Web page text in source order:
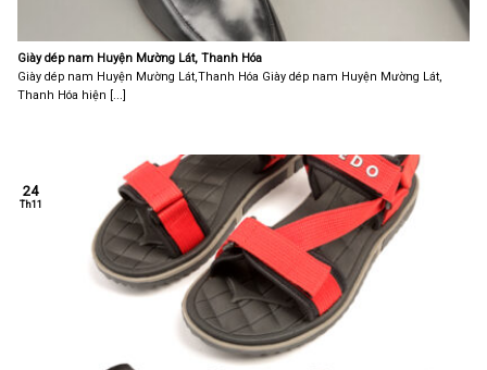
Giày dép nam Huyện Mường Lát, Thanh Hóa
Giày dép nam Huyện Mường Lát,Thanh Hóa Giày dép nam Huyện Mường Lát,
Thanh Hóa hiện [...]
24
Th11